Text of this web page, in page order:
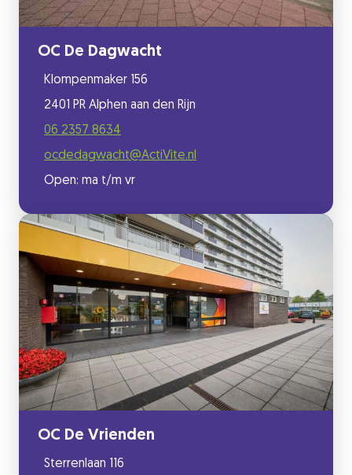
OC De Dagwacht
Klompenmaker 156
2401 PR Alphen aan den Rijn
06 2357 8634
ocdedagwacht@ActiVite.nl
Open: ma t/m vr
OC De Vrienden
Sterrenlaan 116